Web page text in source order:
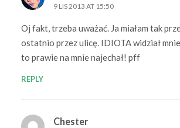
9 LIS 2013 AT 15:50
Oj fakt, trzeba uważać. Ja miałam tak
ostatnio przez ulicę. IDIOTA widział
to prawie na mnie najechał! pff
REPLY
Chester